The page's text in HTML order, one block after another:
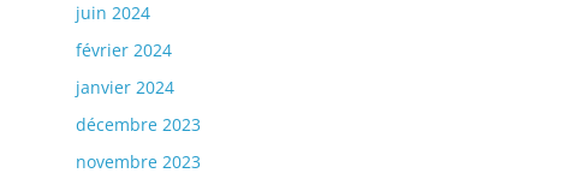
juin 2024
février 2024
janvier 2024
décembre 2023
novembre 2023